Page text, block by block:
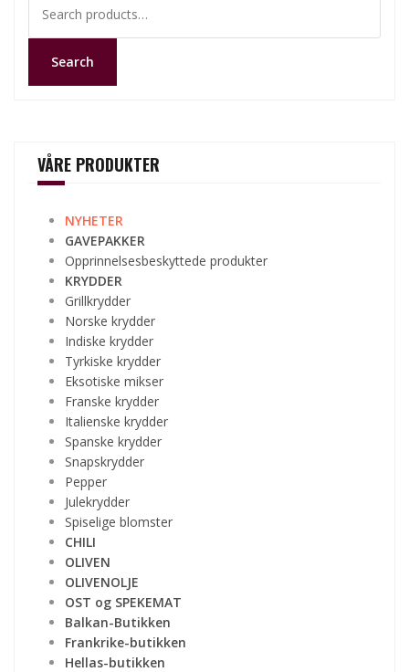
for:
Search
VÅRE PRODUKTER
NYHETER
GAVEPAKKER
Opprinnelsesbeskyttede produkter
KRYDDER
Grillkrydder
Norske krydder
Indiske krydder
Tyrkiske krydder
Eksotiske mikser
Franske krydder
Italienske krydder
Spanske krydder
Snapskrydder
Pepper
Julekrydder
Spiselige blomster
CHILI
OLIVEN
OLIVENOLJE
OST og SPEKEMAT
Balkan-Butikken
Frankrike-butikken
Hellas-butikken